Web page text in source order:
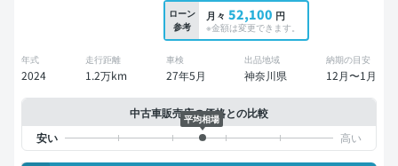
ローン
参考
月々 52,100 円
※金額は変更できます。
年式
2024
走行距離
1.2万km
車検
27年5月
出品地域
神奈川県
納期の目安
12月〜1月
中古車販売店の価格との比較
平均相場